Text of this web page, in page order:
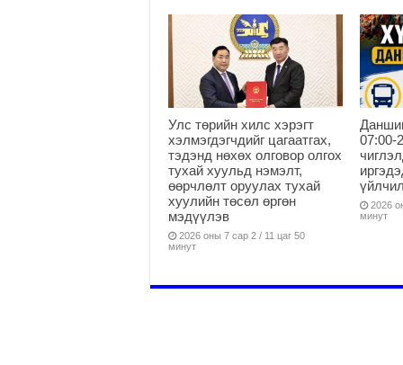
Улс төрийн хилс хэрэгт
хэлмэгдэгчдийг цагаатгах,
тэдэнд нөхөх олговор олгох
тухай хуульд нэмэлт,
өөрчлөлт оруулах тухай
хуулийн төсөл өргөн
мэдүүлэв
2026 оны 7 сар 2 / 11 цаг 50
минут
07:00-
2026
минут